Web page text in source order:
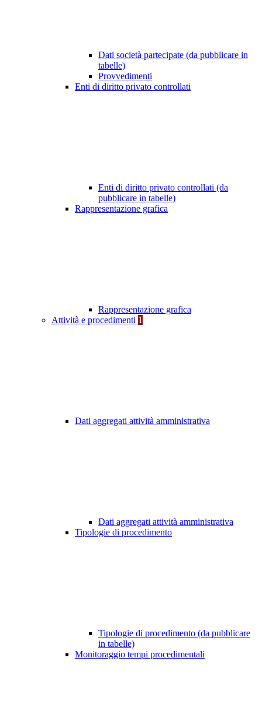
Dati società partecipate (da pubblicare in
tabelle)
Provvedimenti
Enti di diritto privato controllati
Enti di diritto privato controllati (da
pubblicare in tabelle)
Rappresentazione grafica
Rappresentazione grafica
Attività e procedimenti 1
Dati aggregati attività amministrativa
Dati aggregati attività amministrativa
Tipologie di procedimento
Tipologie di procedimento (da pubblicare
in tabelle)
Monitoraggio tempi procedimentali